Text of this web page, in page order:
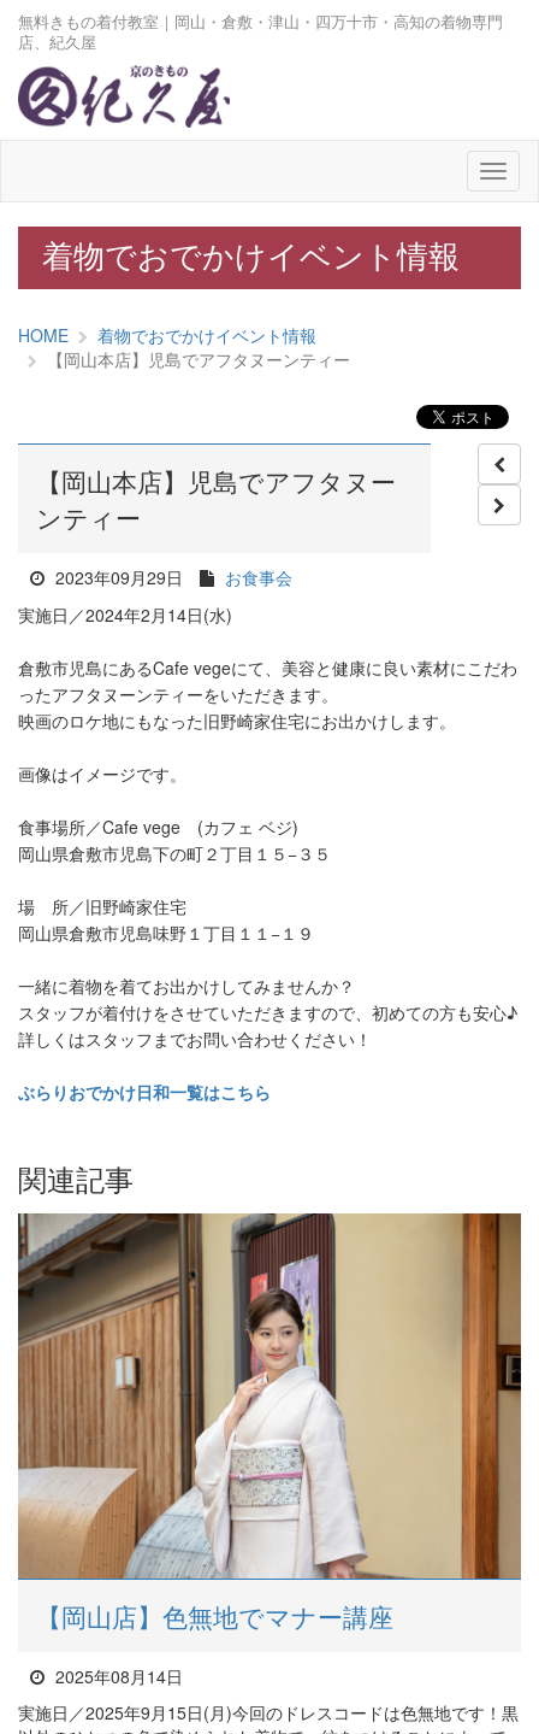
無料きもの着付教室｜岡山・倉敷・津山・四万十市・高知の着物専門
店、紀久屋
メ
ニ
ュ
着物でおでかけイベント情報
HOME
着物でおでかけイベント情報
【岡山本店】児島でアフタヌーンティー
【岡山本店】児島でアフタヌー
ンティー
2023年09月29日
お食事会
実施日／2024年2月14日(水)
倉敷市児島にあるCafe vegeにて、美容と健康に良い素材にこだわ
ったアフタヌーンティーをいただきます。
映画のロケ地にもなった旧野崎家住宅にお出かけします。
画像はイメージです。
食事場所／Cafe vege (カフェ ベジ)
岡山県倉敷市児島下の町２丁目１５−３５
場 所／旧野崎家住宅
岡山県倉敷市児島味野１丁目１１−１９
一緒に着物を着てお出かけしてみませんか？
スタッフが着付けをさせていただきますので、初めての方も安心♪
詳しくはスタッフまでお問い合わせください！
ぶらりおでかけ日和一覧はこちら
関連記事
【岡山店】色無地でマナー講座
2025年08月14日
実施日／2025年9月15日(月)今回のドレスコードは色無地です！黒